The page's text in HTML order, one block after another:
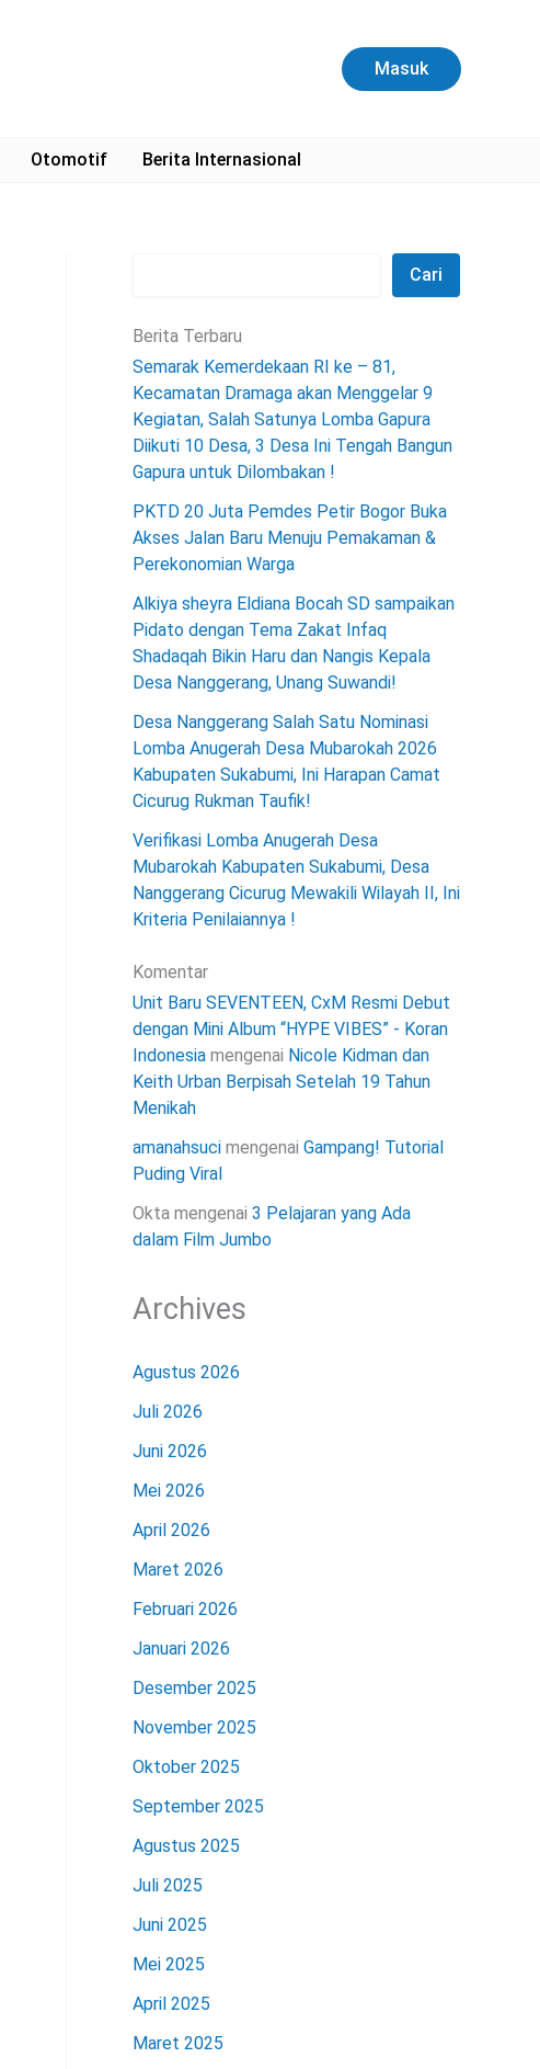
Masuk
Otomotif Berita Internasional
Cari
Berita Terbaru
Semarak Kemerdekaan RI ke – 81,
Kecamatan Dramaga akan Menggelar 9
Kegiatan, Salah Satunya Lomba Gapura
Diikuti 10 Desa, 3 Desa Ini Tengah Bangun
Gapura untuk Dilombakan !
PKTD 20 Juta Pemdes Petir Bogor Buka
Akses Jalan Baru Menuju Pemakaman &
Perekonomian Warga
Alkiya sheyra Eldiana Bocah SD sampaikan
Pidato dengan Tema Zakat Infaq
Shadaqah Bikin Haru dan Nangis Kepala
Desa Nanggerang, Unang Suwandi!
Desa Nanggerang Salah Satu Nominasi
Lomba Anugerah Desa Mubarokah 2026
Kabupaten Sukabumi, Ini Harapan Camat
Cicurug Rukman Taufik!
Verifikasi Lomba Anugerah Desa
Mubarokah Kabupaten Sukabumi, Desa
Nanggerang Cicurug Mewakili Wilayah II, Ini
Kriteria Penilaiannya !
Komentar
Unit Baru SEVENTEEN, CxM Resmi Debut
dengan Mini Album “HYPE VIBES” - Koran
Indonesia mengenai Nicole Kidman dan
Keith Urban Berpisah Setelah 19 Tahun
Menikah
amanahsuci mengenai Gampang! Tutorial
Puding Viral
Okta mengenai 3 Pelajaran yang Ada
dalam Film Jumbo
Archives
Agustus 2026
Juli 2026
Juni 2026
Mei 2026
April 2026
Maret 2026
Februari 2026
Januari 2026
Desember 2025
November 2025
Oktober 2025
September 2025
Agustus 2025
Juli 2025
Juni 2025
Mei 2025
April 2025
Maret 2025